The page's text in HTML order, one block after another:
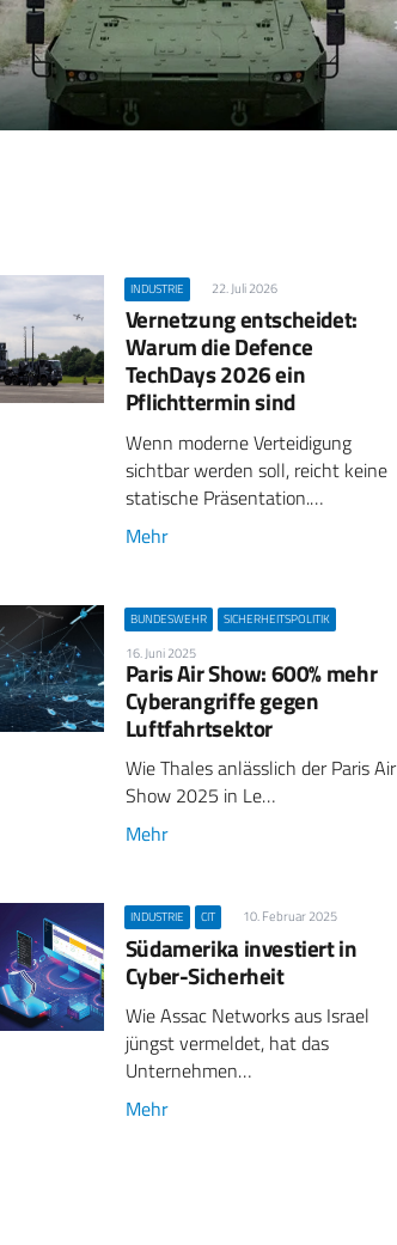
INDUSTRIE 22. Juli 2026
Vernetzung entscheidet:
Warum die Defence
TechDays 2026 ein
Pflichttermin sind
Wenn moderne Verteidigung
sichtbar werden soll, reicht keine
statische Präsentation.…
Mehr
BUNDESWEHR SICHERHEITSPOLITIK
16. Juni 2025
Paris Air Show: 600% mehr
Cyberangriffe gegen
Luftfahrtsektor
Wie Thales anlässlich der Paris Air
Show 2025 in Le…
Mehr
INDUSTRIE CIT 10. Februar 2025
Südamerika investiert in
Cyber-Sicherheit
Wie Assac Networks aus Israel
jüngst vermeldet, hat das
Unternehmen…
Mehr